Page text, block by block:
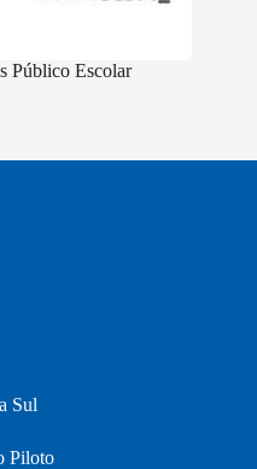
Público Escolar
Sul
Piloto